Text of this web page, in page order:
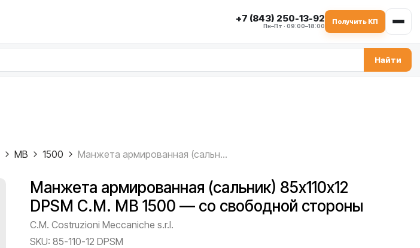
+7 (843) 250-13-92
Пн–Пт · 09:00–18:00
Получить КП
Найти
MB 1500 Манжета армированная (сальник) 85х110х12 DPSM C.M. MB 1500 — со свободной стороны
Манжета армированная (сальник) 85х110х12
DPSM C.M. MB 1500 — со свободной стороны
C.M. Costruzioni Meccaniche s.r.l.
SKU: 85-110-12 DPSM